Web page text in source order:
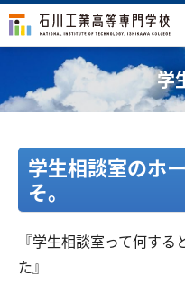
石川高専について
学科
入学案内
学生生活
国際交流
学
学生相談室のホ
そ。
『学生相談室って何す
た』